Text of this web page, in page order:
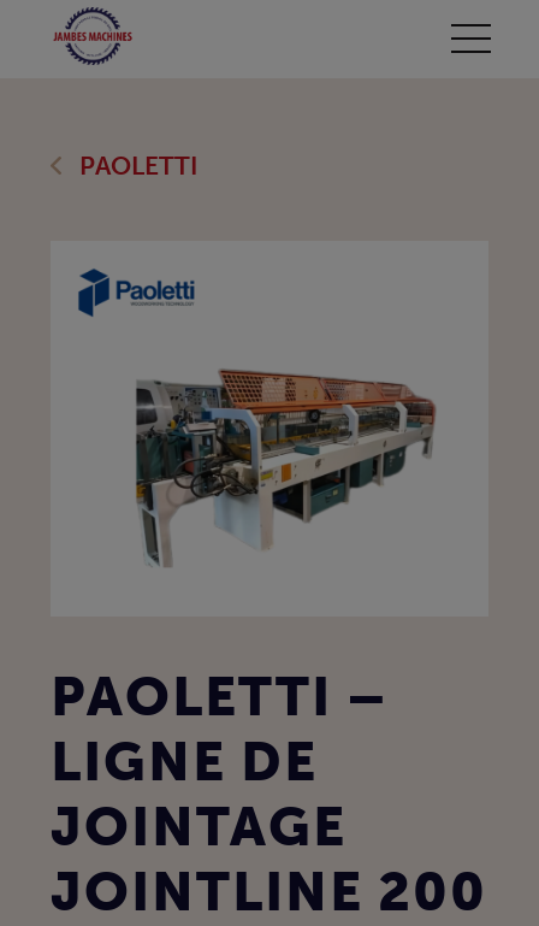
PAOLETTI
PAOLETTI –
LIGNE DE
JOINTAGE
JOINTLINE 200